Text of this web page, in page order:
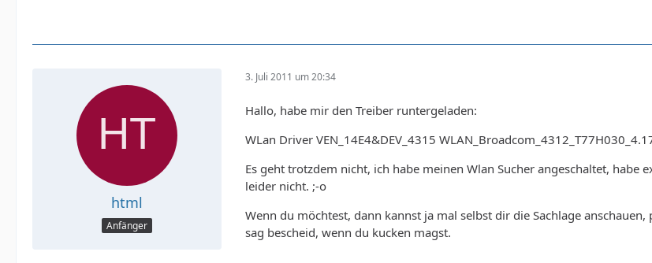
html
Anfänger
3. Juli 2011 um 20:34
Hallo, habe mir den Treiber runtergeladen:
WLan Driver VEN_14E4&DEV_4315
Es geht trotzdem nicht, ich habe meinen Wlan Sucher angeschaltet, habe
leider nicht. ;-o
Wenn du möchtest, dann kannst ja mal selbst dir die Sachlage anschauen,
sag bescheid, wenn du kucken magst.